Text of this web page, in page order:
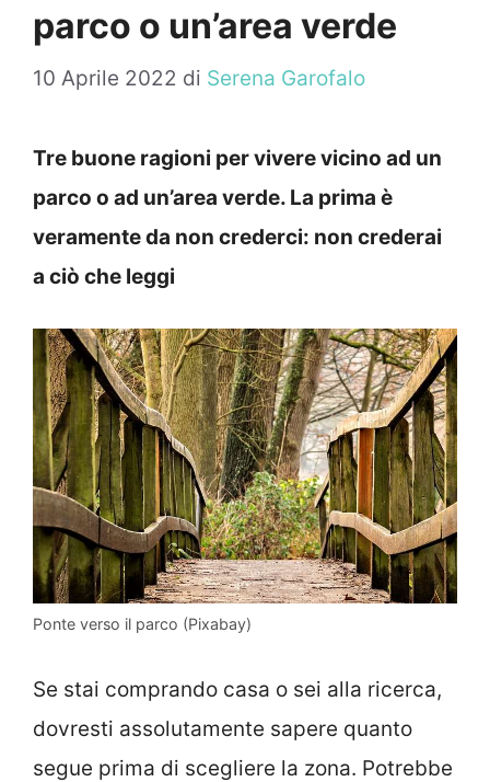
parco o un’area verde
10 Aprile 2022 di Serena Garofalo
Tre buone ragioni per vivere vicino ad un
parco o ad un’area verde. La prima è
veramente da non crederci: non crederai
a ciò che leggi
Ponte verso il parco (Pixabay)
Se stai comprando casa o sei alla ricerca,
dovresti assolutamente sapere quanto
segue prima di scegliere la zona. Potrebbe